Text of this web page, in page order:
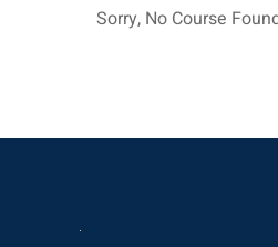
Sorry, No Course